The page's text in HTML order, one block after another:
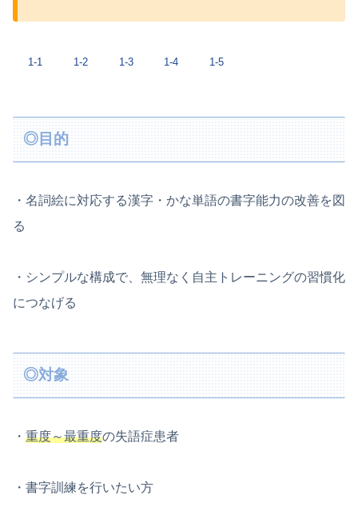
1-1 1-2 1-3 1-4 1-5
◎目的
・名詞絵に対応する漢字・かな単語の書字能力の改善を図
る
・シンプルな構成で、無理なく自主トレーニングの習慣化
につなげる
◎対象
・ 重度～最重度の失語症患者
・書字訓練を行いたい方